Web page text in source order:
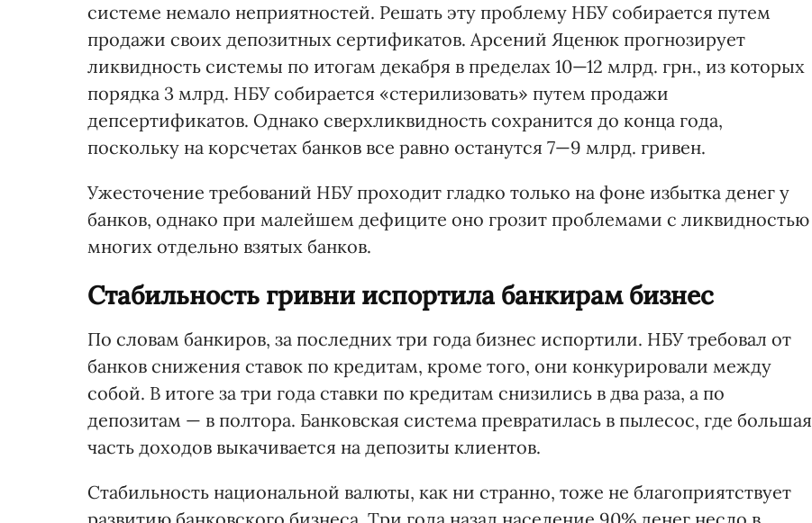
системе немало неприятностей. Решать эту проблему НБУ собирается путем
продажи своих депозитных сертификатов. Арсений Яценюк прогнозирует
ликвидность системы по итогам декабря в пределах 10—12 млрд. грн., из которых
порядка 3 млрд. НБУ собирается «стерилизовать» путем продажи
депсертификатов. Однако сверхликвидность сохранится до конца года,
поскольку на корсчетах банков все равно останутся 7—9 млрд. гривен.
Ужесточение требований НБУ проходит гладко только на фоне избытка денег у
банков, однако при малейшем дефиците оно грозит проблемами с ликвидностью
многих отдельно взятых банков.
Стабильность гривни испортила банкирам бизнес
По словам банкиров, за последних три года бизнес испортили. НБУ требовал от
банков снижения ставок по кредитам, кроме того, они конкурировали между
собой. В итоге за три года ставки по кредитам снизились в два раза, а по
депозитам — в полтора. Банковская система превратилась в пылесос, где большая
часть доходов выкачивается на депозиты клиентов.
Стабильность национальной валюты, как ни странно, тоже не благоприятствует